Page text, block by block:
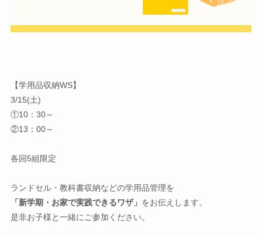
【学用品収納WS】
3/15(土)
①10：30～
②13：00～
各回5組限定
ランドセル・教科書収納などの学用品管理を
「新学期・お家で実践できるワザ」 をお伝えします。
是非お子様と一緒にご参加ください。